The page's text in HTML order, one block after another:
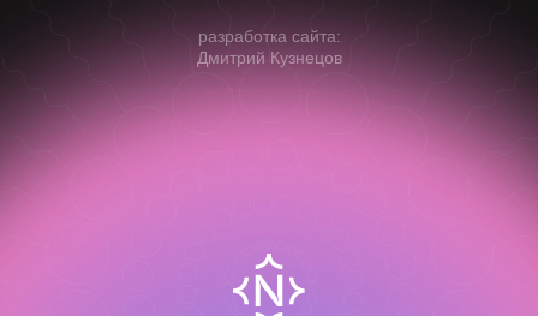
разработка сайта:
Дмитрий Кузнецов